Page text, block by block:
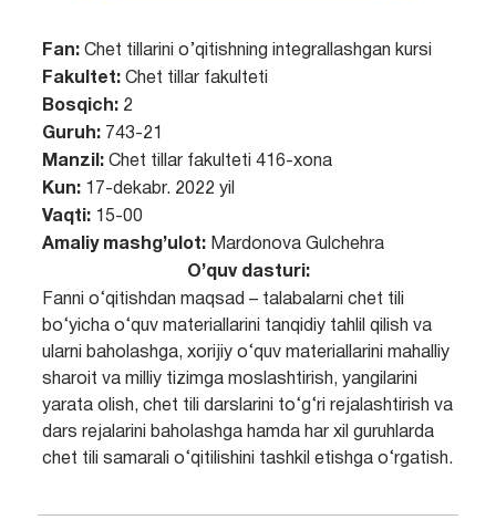
Fan: Chet tillarini o’qitishning integrallashgan kursi
Fakultet:Chet tillar fakulteti
Bosqich:2
Guruh:743-21
Manzil:Chet tillar fakulteti 416-xona
Kun: 17-dekabr. 2022 yil
Vaqti:15-00
Amaliy mashg’ulot:Mardonova Gulchehra
O’quv dasturi:
Fanni o‘qitishdan maqsad – talabalarni chet tili
bo‘yicha o‘quv materiallarini tanqidiy tahlil qilish va
ularni baholashga, xorijiy o‘quv materiallarini mahalliy
sharoit va milliy tizimga moslashtirish, yangilarini
yarata olish, chet tili darslarini to‘g‘ri rejalashtirish va
dars rejalarini baholashga hamda har xil guruhlarda
chet tili samarali o‘qitilishini tashkil etishga o‘rgatish.